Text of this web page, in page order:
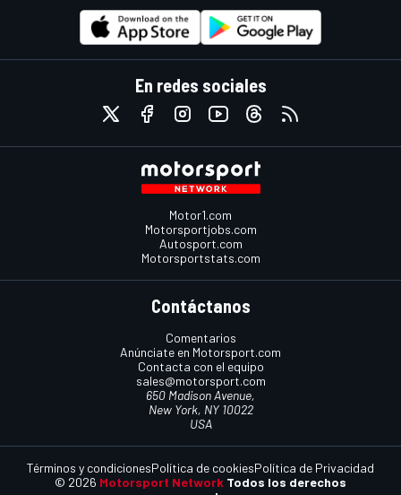
En redes sociales
Motor1.com
Motorsportjobs.com
Autosport.com
Motorsportstats.com
Contáctanos
Comentarios
Anúnciate en Motorsport.com
Contacta con el equipo
sales@motorsport.com
650 Madison Avenue,
New York, NY 10022
USA
© 2026 Motorsport Network Todos los derechos
Términos y condicionesPolítica de cookiesPolítica de Privacidad